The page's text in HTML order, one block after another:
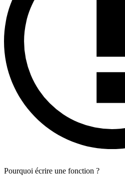
Pourquoi écrire une fonction ?